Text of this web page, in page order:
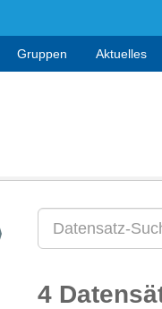
Gruppen Aktuelles
4